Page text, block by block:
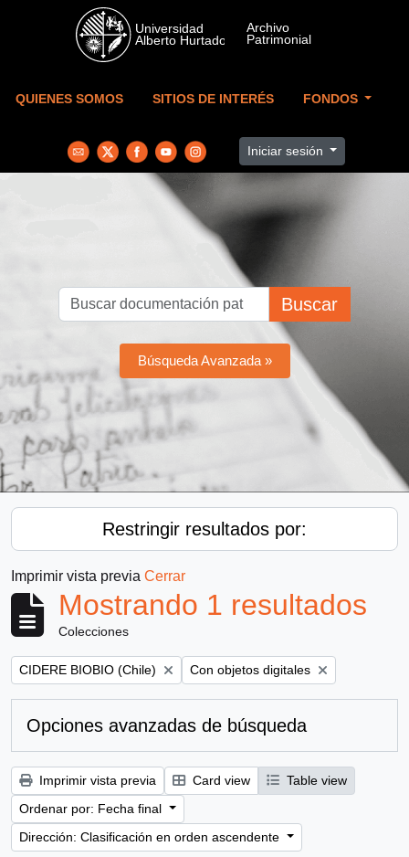
Skip to main content
QUIENES SOMOS SITIOS DE INTERÉS FONDOS
Iniciar sesión
Buscar
Búsqueda Avanzada »
Restringir resultados por:
Imprimir vista previa Cerrar
Mostrando 1 resultados
Colecciones
Remove filter:
CIDERE BIOBIO (Chile) Remove filter:
Con objetos digitales
Opciones avanzadas de búsqueda
Imprimir vista previa Card view
Table view
Ordenar por: Fecha final
Dirección: Clasificación en orden ascendente